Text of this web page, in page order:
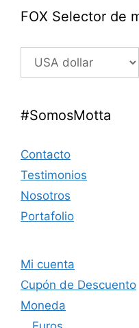
FOX Selector de
#SomosMotta
Contacto
Testimonios
Nosotros
Portafolio
Mi cuenta
Cupón de Descuento
Moneda